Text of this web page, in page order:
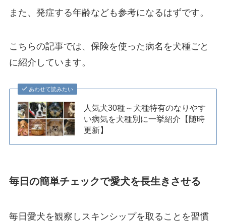
また、発症する年齢なども参考になるはずです。
こちらの記事では、保険を使った病名を犬種ごと
に紹介しています。
あわせて読みたい
人気犬30種～犬種特有のなりやす
い病気を犬種別に一挙紹介【随時
更新】
毎日の簡単チェックで愛犬を長生きさせる
毎日愛犬を観察しスキンシップを取ることを習慣